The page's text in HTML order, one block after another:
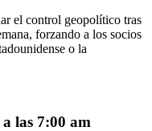
el control geopolítico tras
forzando a los socios
o la
las 7:00 am